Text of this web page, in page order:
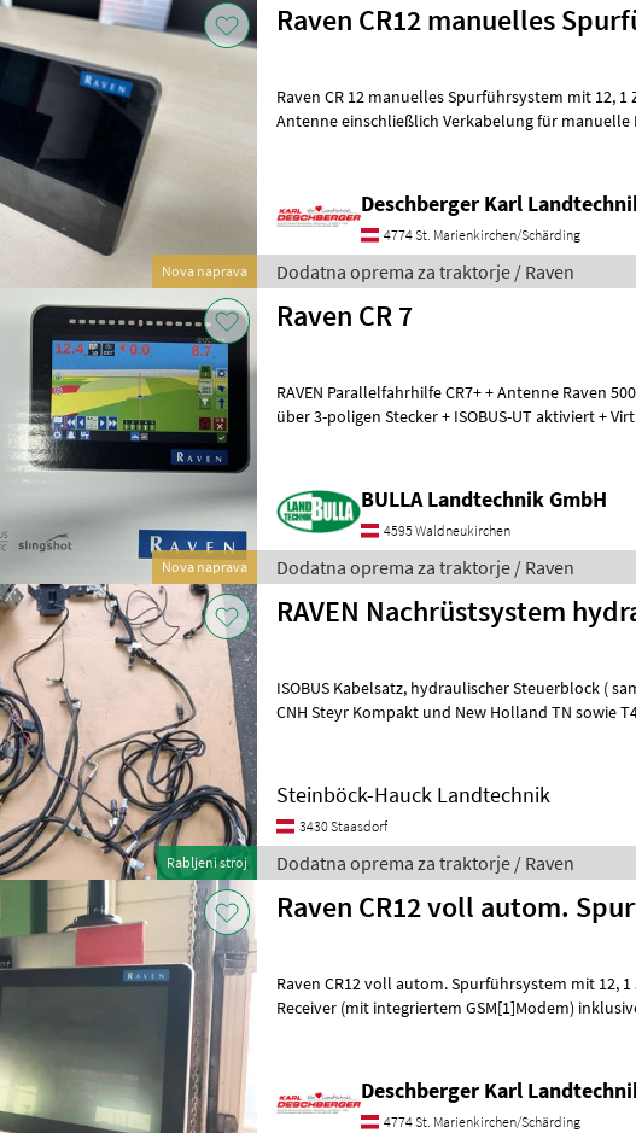
Nova naprava
Raven CR12 manuelles
Raven CR 12 manuelles Spurführsystem mit 12, 1 Zoll
Antenne einschließlich Verkabelung für manuelle
Deschberger Karl
4774 St. Marienkirchen/Schärding
Dodatna oprema za traktorje / Raven
Nova naprava
Raven CR 7
RAVEN Parallelfahrhilfe CR7+ + Antenne Raven
über 3-poligen Stecker + ISOBUS-UT aktiviert +
BULLA Landtechnik GmbH
4595 Waldneukirchen
Dodatna oprema za traktorje / Raven
Rabljeni stroj
RAVEN Nachrüstsystem
ISOBUS Kabelsatz, hydraulischer Steuerblock ( samt Schläuchen für
CNH Steyr Kompakt und New Holland TN sowie T4000),
Steinböck-Hauck Landtechnik
3430 Staasdorf
Dodatna oprema za traktorje / Raven
Raven CR12 voll autom.
Raven CR12 voll autom. Spurführsystem mit 12, 1
Receiver (mit integriertem GSM[1]Modem)
Deschberger Karl
4774 St. Marienkirchen/Schärding